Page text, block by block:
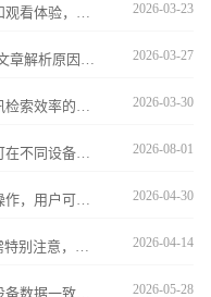
谷歌浏览器视频播放优化可提升流畅度和观看体验，本文全面分析操作效果，帮助用户实现高清视频顺畅播放。 2026-03-23
Chrome浏览器视频播放可能出现延迟，文章解析原因并提供优化操作方法，包括插件调优、缓存管理及播放策略，帮助用户实现流畅稳定的视频体验。 2026-03-27
谷歌浏览器内置的收藏夹系统是提升资讯检索效率的关键。分享利用文件夹逻辑归纳、批量重命名及利用侧边栏清单秒级跳转的进阶心得，教您如何将碎片化的网址转化为结构严密的知识图谱，确保核心资料回溯毫秒级触达，彻底告别网址搜索时的混乱焦虑。 2026-03-30
谷歌浏览器支持多账户同步功能，用户可在不同设备间无缝共享书签、密码及历史记录。通过合理设置账户，确保隐私安全的同时实现高效的数据管理和工作连续性。 2026-08-01
谷歌浏览器通过下载速度慢优化及解决操作，用户可以有效提升下载安装效率，减少等待时间，优化网络设置，保证浏览器快速更新和运行顺畅。 2026-04-30
google浏览器插件兼容性在下载安装时需特别注意，结合实用经验总结，用户能规避冲突并提升安装成功率。 2026-04-14
谷歌浏览器支持自动同步功能，保障多设备数据一致。本文详述同步设置流程及常见问题解决方案，帮助用户快速修复同步故障，确保数据安全稳定同步。 2026-05-28